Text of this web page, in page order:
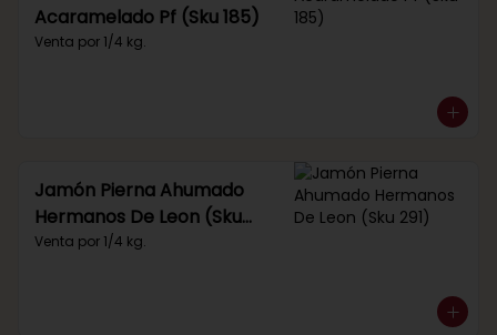
Acaramelado Pf (Sku 185)
Venta por 1/4 kg.
Jamón Pierna Ahumado
Hermanos De Leon (Sku
291)
Venta por 1/4 kg.